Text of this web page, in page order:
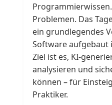
Problemen. Das
ein grundlegendes
Software
Ziel ist es, KI-
analysieren und
können – für
Praktiker.